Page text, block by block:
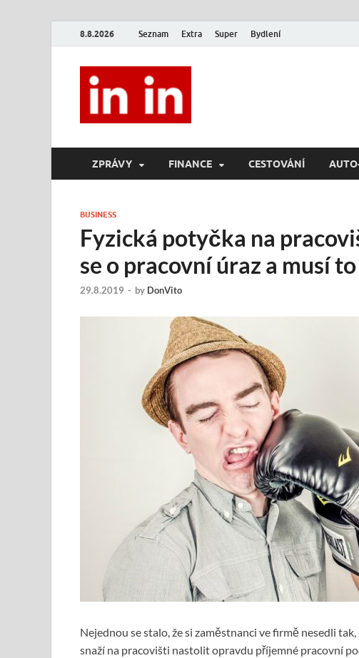
8.8.2026 Seznam Extra Super Bydlení
ZPRÁVY FINANCE CESTOVÁNÍ
BUSINESS
Fyzická potyčka na
se o pracovní úraz a musí
29.8.2019 - by DonVito
Nejednou se stalo, že si zaměstnanci ve firmě nesedli
snaží na pracovišti nastolit opravdu příjemné pracovní